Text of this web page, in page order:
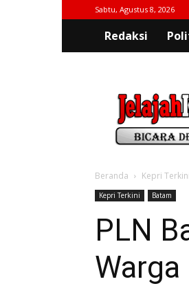
Sabtu, Agustus 8, 2026
Redaksi
Beranda Kepri Terkini
Kepri Terkini Batam
PLN